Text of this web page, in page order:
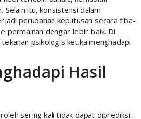
Selain itu, konsistensi dalam
perubahan keputusan secara tiba-
permainan dengan lebih baik. Di
psikologis ketika menghadapi
Hasil
sering kali tidak dapat diprediksi.